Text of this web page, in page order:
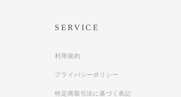
SERVICE
利用規約
プライバシーポリシー
特定商取引法に基づく表記